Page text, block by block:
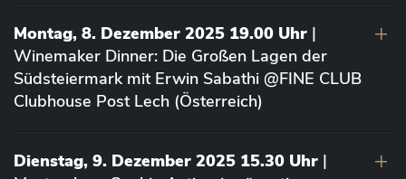
Montag, 8. Dezember 2025 19.00 Uhr |
Winemaker Dinner: Die Großen Lagen der
Südsteiermark mit Erwin Sabathi @FINE CLUB
Clubhouse Post Lech (Österreich)
Dienstag, 9. Dezember 2025 15.30 Uhr |